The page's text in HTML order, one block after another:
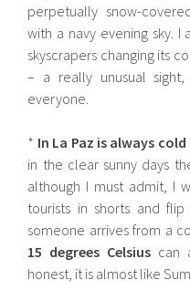
perpetually snow-
with a navy evening sky.
skyscrapers changing its
– a really unusual
everyone.
* In La Paz is always cold
in the clear sunny days
although I must admit, I
tourists in shorts and
someone arrives from a
15 degrees Celsius can
honest, it is almost like